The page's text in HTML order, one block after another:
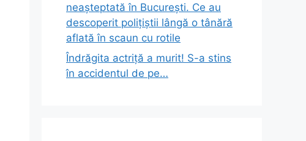
neașteptată în București. Ce au
descoperit polițiștii lângă o tânără
aflată în scaun cu rotile
Îndrăgita actriță a murit! S-a stins
în accidentul de pe…